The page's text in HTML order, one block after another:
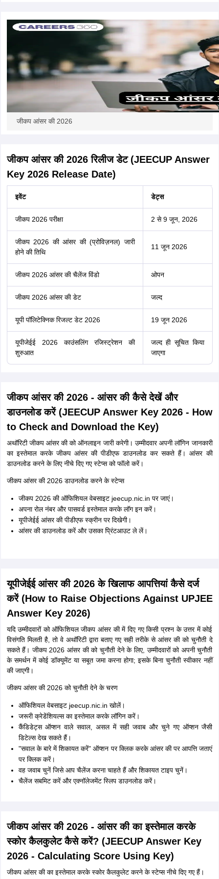
जीकप आंसर की 2026
जीकप आंसर की 2026 रिलीज डेट (JEECUP Answer
Key 2026 Release Date)
इवेंट डेट्स
जीकप 2026 परीक्षा 2 से 9 जून, 2026
जीकप 2026 की आंसर की (प्रोविज़नल) जारी
होने की तिथि
11 जून 2026
जीकप 2026 आंसर की चैलेंज विंडो ओपन
जीकप 2026 आंसर की डेट जल्द
यूपी पॉलिटेक्निक रिजल्ट डेट 2026 19 जून 2026
यूपीजेईई 2026 काउंसलिंग रजिस्ट्रेशन की
शुरुआत
जल्द ही सूचित किया
जाएगा
जीकप आंसर की 2026 - आंसर की कैसे देखें और
डाउनलोड करें (JEECUP Answer Key 2026 - How
to Check and Download the Key)
अथॉरिटी जीकप आंसर की को ऑनलाइन जारी करेगी। उम्मीदवार अपनी लॉगिन जानकारी
का इस्तेमाल करके जीकप आंसर की पीडीएफ डाउनलोड कर सकते हैं। आंसर की
डाउनलोड करने के लिए नीचे दिए गए स्टेप्स को फॉलो करें।
जीकप आंसर की 2026 डाउनलोड करने के स्टेप्स
जीकप 2026 की ऑफिशियल वेबसाइट jeecup.nic.in पर जाएं।
अपना रोल नंबर और पासवर्ड इस्तेमाल करके लॉग इन करें।
यूपीजेईई आंसर की पीडीएफ स्क्रीन पर दिखेगी।
आंसर की डाउनलोड करें और उसका प्रिंटआउट ले लें।
यूपीजेईई आंसर की 2026 के खिलाफ आपत्तियां कैसे दर्ज
करें (How to Raise Objections Against UPJEE
Answer Key 2026)
यदि उम्मीदवारों को ऑफिशियल जीकप आंसर की में दिए गए किसी प्रश्न के उत्तर में कोई
विसंगति मिलती है, तो वे अथॉरिटी द्वारा बताए गए सही तरीके से आंसर की को चुनौती दे
सकते हैं। जीकप 2026 आंसर की को चुनौती देने के लिए, उम्मीदवारों को अपनी चुनौती
के समर्थन में कोई डॉक्यूमेंट या सबूत जमा करना होगा; इसके बिना चुनौती स्वीकार नहीं
की जाएगी।
जीकप आंसर की 2026 को चुनौती देने के चरण
ऑफिशियल वेबसाइट jeecup.nic.in खोलें।
जरूरी क्रेडेंशियल्स का इस्तेमाल करके लॉगिन करें।
कैंडिडेट्स ऑप्शन वाले सवाल, असल में सही जवाब और चुने गए ऑप्शन जैसी
डिटेल्स देख सकते हैं।
"सवाल के बारे में शिकायत करें" ऑप्शन पर क्लिक करके आंसर की पर आपत्ति जताएं
पर क्लिक करें।
वह जवाब चुनें जिसे आप चैलेंज करना चाहते हैं और शिकायत टाइप चुनें।
चैलेंज सबमिट करें और एक्नॉलेजमेंट स्लिप डाउनलोड करें।
जीकप आंसर की 2026 - आंसर की का इस्तेमाल करके
स्कोर कैलकुलेट कैसे करें? (JEECUP Answer Key
2026 - Calculating Score Using Key)
जीकप आंसर की का इस्तेमाल करके स्कोर कैलकुलेट करने के स्टेप्स नीचे दिए गए हैं।